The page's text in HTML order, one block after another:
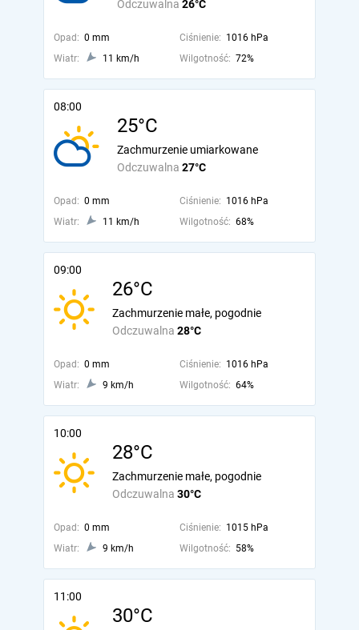
Odczuwalna 26°C
Opad: 0 mm Ciśnienie: 1016 hPa
Wiatr:
11 km/h Wilgotność: 72%
08:00
25°C
Odczuwalna 27°C
Zachmurzenie umiarkowane
Opad: 0 mm Ciśnienie: 1016 hPa
Wiatr:
11 km/h Wilgotność: 68%
09:00
26°C
Odczuwalna 28°C
Zachmurzenie małe, pogodnie
Opad: 0 mm Ciśnienie: 1016 hPa
Wiatr:
9 km/h Wilgotność: 64%
10:00
28°C
Odczuwalna 30°C
Zachmurzenie małe, pogodnie
Opad: 0 mm Ciśnienie: 1015 hPa
Wiatr:
9 km/h Wilgotność: 58%
11:00
30°C